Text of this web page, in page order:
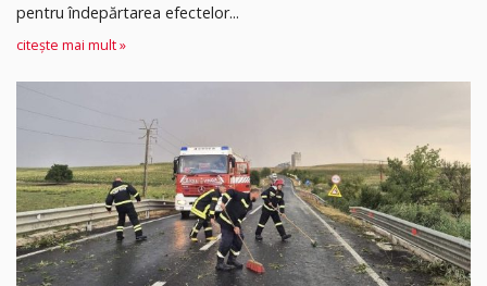
pentru îndepărtarea efectelor...
citește mai mult »